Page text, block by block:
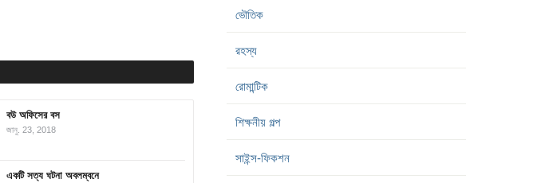
বউ অফিসের বস
জানু. 23, 2018
একটি সত্য ঘটনা অবলম্বনে
ভৌতিক
রহস্য
রোমান্টিক
শিক্ষনীয় গল্প
সাইন্স-ফিকশন